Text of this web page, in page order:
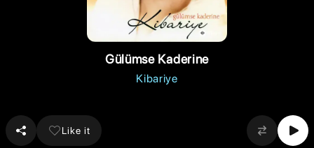
Gülümse Kaderine
Kibariye
Like it